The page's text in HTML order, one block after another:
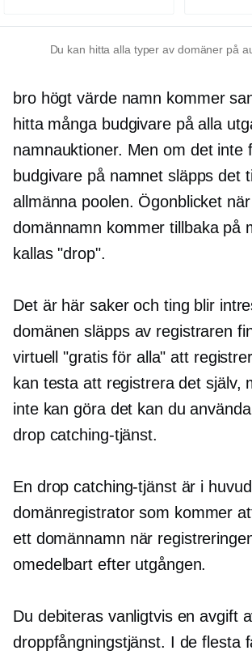
Du kan hitta alla typer av domäner på
bro högt värdenamn kommer
hitta många budgivare på alla
namnauktioner. Men om det inte
budgivare på namnet släpps det
allmänna poolen. Ögonblicket
domännamn kommer tillbaka på
kallas "drop".
Det är här saker och ting blir
domänen släpps av registraren
virtuell "gratis för alla" att
kan testa att registrera det själv,
inte kan göra det kan du
drop catching-tjänst.
En drop catching-tjänst är i
domänregistrator som kommer
ett domännamn när
omedelbart efter utgången.
Du debiteras vanligtvis en avgift
droppfångningstjänst. I de flesta